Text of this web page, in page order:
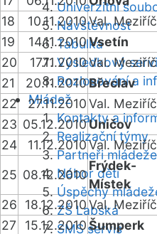
Univerzitní
Návštěvnost
Tabulka
Výsledkový
Rozlosování a
Mládež
Kontakty a
Realizační týmy
Partneři mládeže
Nábor dětí
Úspěchy
ZŠ Labská
SMS servis
18
10.11.2010Val.
19
14.11.2010Vsetín
20
17.11.2010Val.
21
20.11.2010Břeclav
22
27.11.2010Val.
23 05.12.2010Uničov
24
11.12.2010Val.
25 08.12.2010
Frýdek-
Místek
26
18.12.2010Val.
27
15.12.2010Šumperk